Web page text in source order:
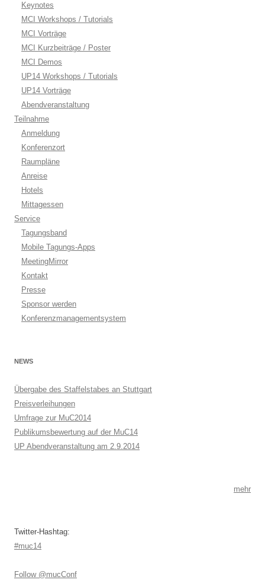
Keynotes
MCI Workshops / Tutorials
MCI Vorträge
MCI Kurzbeiträge / Poster
MCI Demos
UP14 Workshops / Tutorials
UP14 Vorträge
Abendveranstaltung
Teilnahme
Anmeldung
Konferenzort
Raumpläne
Anreise
Hotels
Mittagessen
Service
Tagungsband
Mobile Tagungs-Apps
MeetingMirror
Kontakt
Presse
Sponsor werden
Konferenzmanagementsystem
NEWS
Übergabe des Staffelstabes an Stuttgart
Preisverleihungen
Umfrage zur MuC2014
Publikumsbewertung auf der MuC14
UP Abendveranstaltung am 2.9.2014
mehr
Twitter-Hashtag:
#muc14
Follow @mucConf